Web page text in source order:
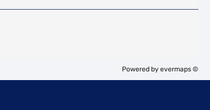
Powered byevermaps ©